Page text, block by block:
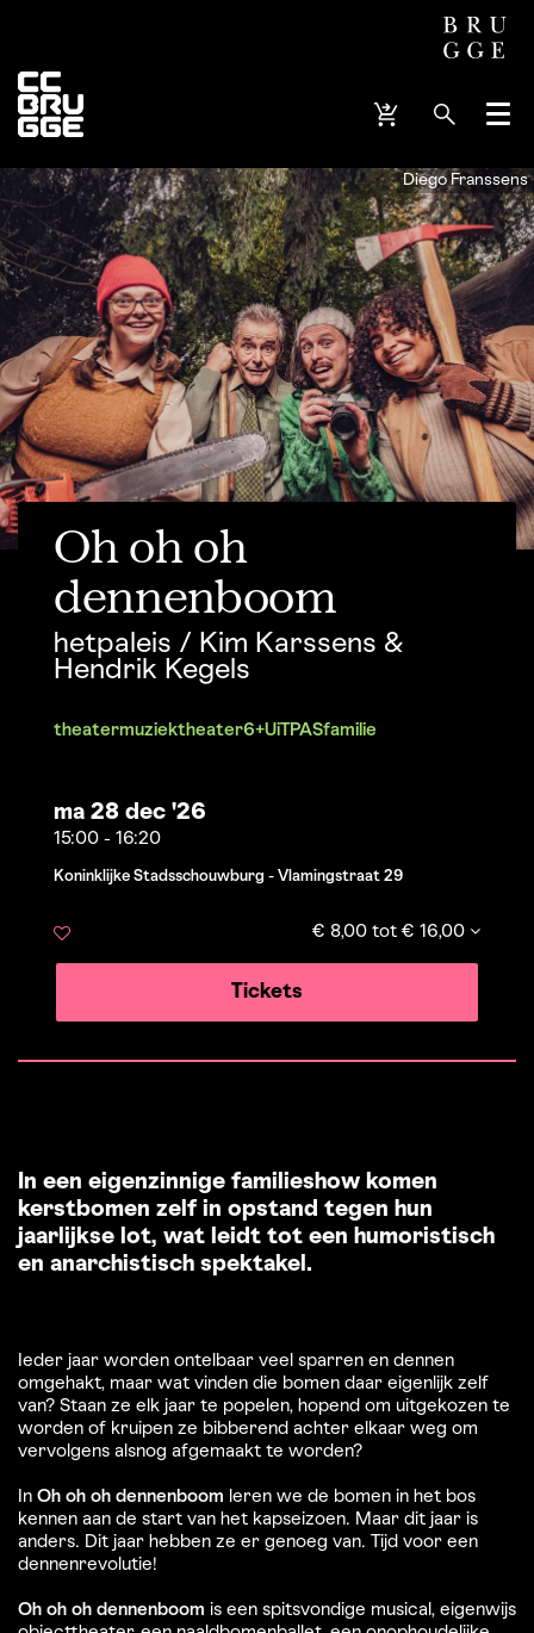
Menu
Diego Franssens
Oh oh oh
dennenboom
hetpaleis / Kim Karssens &
Hendrik Kegels
theatermuziektheater6+UiTPASfamilie
ma 28 dec '26
15:00 - 16:20
Koninklijke Stadsschouwburg - Vlamingstraat 29
€ 8,00 tot € 16,00
Tickets
In een eigenzinnige familieshow komen
kerstbomen zelf in opstand tegen hun
jaarlijkse lot, wat leidt tot een humoristisch
en anarchistisch spektakel.
Ieder jaar worden ontelbaar veel sparren en dennen
omgehakt, maar wat vinden die bomen daar eigenlijk zelf
van? Staan ze elk jaar te popelen, hopend om uitgekozen te
worden of kruipen ze bibberend achter elkaar weg om
vervolgens alsnog afgemaakt te worden?
In Oh oh oh dennenboom leren we de bomen in het bos
kennen aan de start van het kapseizoen. Maar dit jaar is
anders. Dit jaar hebben ze er genoeg van. Tijd voor een
dennenrevolutie!
Oh oh oh dennenboom is een spitsvondige musical, eigenwijs